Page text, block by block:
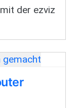
der ezviz